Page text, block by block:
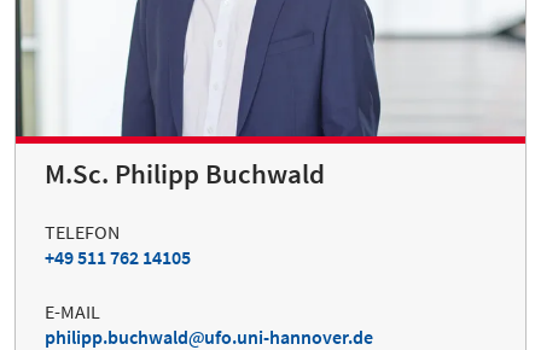
M.Sc. Philipp Buchwald
TELEFON
+49 511 762 14105
E-MAIL
philipp.buchwald
ufo.uni-hannover.de